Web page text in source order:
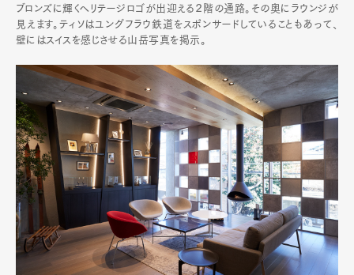
ブロンズに輝くヘリテージロゴが出迎える２階の通路。その奥にラウンジが
見えます。ティソはユングフラウ鉄道をスポンサードしていることもあって、
壁にはスイスを感じさせる山岳写真を掲示。